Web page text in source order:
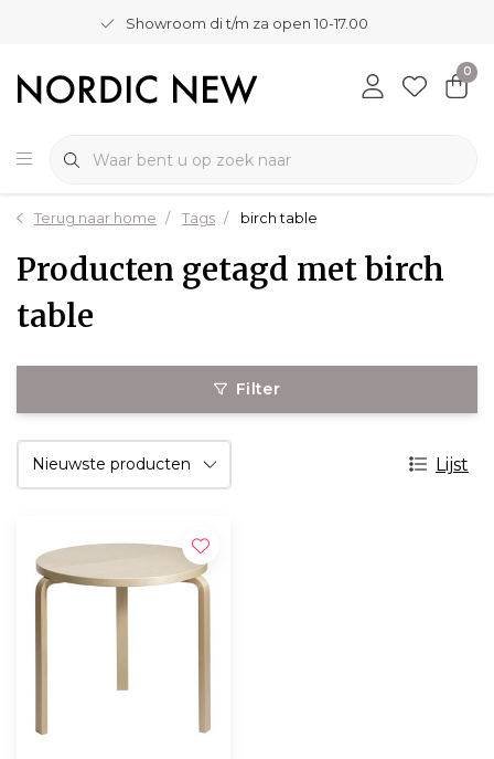
Showroom di t/m za open 10-17.00
0
Terug naar home Tags birch table
Producten getagd met birch
table
Filter
Lijst